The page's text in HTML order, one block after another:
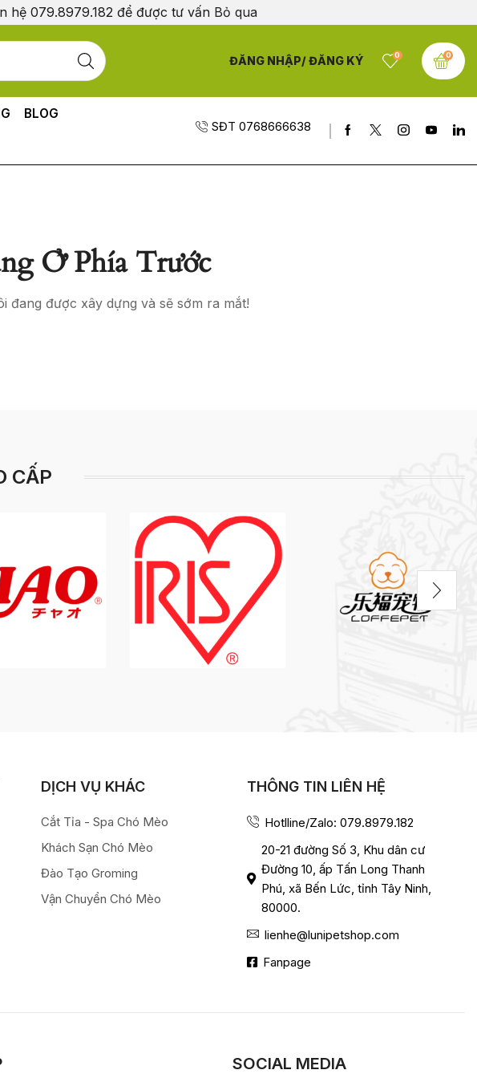
hệ 079.8979.182 để được tư vấn Bỏ qua
ĐĂNG NHẬP/ ĐĂNG KÝ 0 0
BLOG
SĐT 0768666638
Ở Phía Trước
đang được xây dựng và sẽ sớm ra mắt!
CẤP
DỊCH VỤ KHÁC
Cắt Tỉa - Spa Chó Mèo
Khách Sạn Chó Mèo
Đào Tạo Groming
Vận Chuyển Chó Mèo
THÔNG TIN LIÊN HỆ
Hotlline/Zalo: 079.8979.182
20-21 đường Số 3, Khu dân cư
Đường 10, ấp Tấn Long Thanh
Phú, xã Bến Lức, tỉnh Tây Ninh,
80000.
lienhe@lunipetshop.com
Fanpage
SOCIAL MEDIA